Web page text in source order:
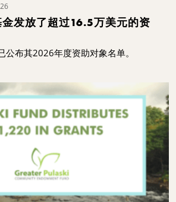
发放了超过16.5万美元的资
公布其2026年度资助对象名单。